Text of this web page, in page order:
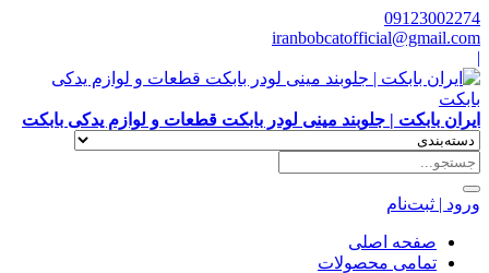
09123002274
iranbobcatofficial@gmail.com
|
ایران بابکت | جلوبند مینی لودر بابکت قطعات و لوازم یدکی بابکت
ورود | ثبت‌نام
صفحه اصلی
تمامی محصولات